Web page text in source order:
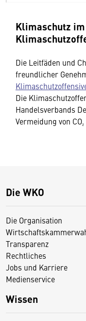
Klimaschutz
Die Leitfäden und
freundlicher
Die
Handelsverbands
Vermeidung von
Die WKO
Die Organisation
Transparenz
Rechtliches
Jobs und Karriere
Medienservice
Wissen